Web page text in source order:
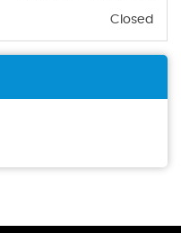
Closed